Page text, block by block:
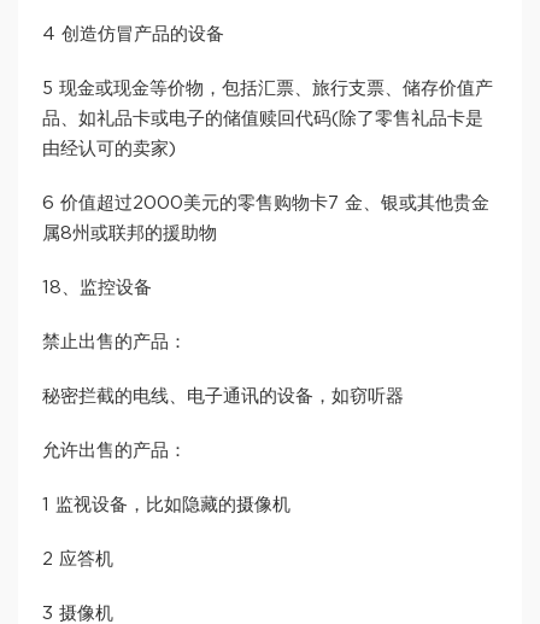
4 创造仿冒产品的设备
5 现金或现金等价物，包括汇票、旅行支票、储存价值产
品、如礼品卡或电子的储值赎回代码(除了零售礼品卡是
由经认可的卖家)
6 价值超过2000美元的零售购物卡7 金、银或其他贵金
属8州或联邦的援助物
18、监控设备
禁止出售的产品：
秘密拦截的电线、电子通讯的设备，如窃听器
允许出售的产品：
1 监视设备，比如隐藏的摄像机
2 应答机
3 摄像机